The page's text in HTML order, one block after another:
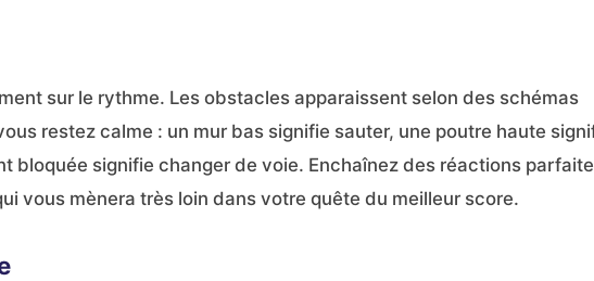
sur le rythme. Les obstacles apparaissent selon des schémas
restez calme : un mur bas signifie sauter, une poutre haute
bloquée signifie changer de voie. Enchaînez des réactions
vous mènera très loin dans votre quête du meilleur score.